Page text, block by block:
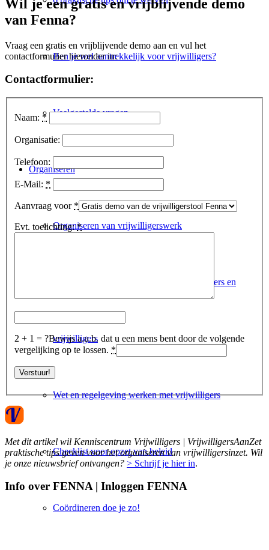
Ben je wel aantrekkelijk voor vrijwilligers?
Veelgestelde vragen
Organiseren
Organiseren van vrijwilligerswerk
Tips voor goede samenwerking medewerkers en
vrijwilligers
Wet en regelgeving werken met vrijwilligers
Checklist voor opzet van beleid
Coördineren doe je zo!
Wil je een gratis en vrijblijvende demo
van Fenna?
Vraag een gratis en vrijblijvende demo aan en vul het
contactformulier hieronder in:
Contactformulier:
Naam: *
Organisatie:
Telefoon:
E-Mail: *
Aanvraag voor *
Evt. toelichting:*
2 + 1 = ?Bewijs a.u.b. dat u een mens bent door de volgende
vergelijking op te lossen. *
Met dit artikel wil Kenniscentrum Vrijwilligers | VrijwilligersAanZet
praktische tips geven voor het organiseren van vrijwilligersinzet. Wil
je onze nieuwsbrief ontvangen? > Schrijf je hier in.
Info over FENNA | Inloggen FENNA